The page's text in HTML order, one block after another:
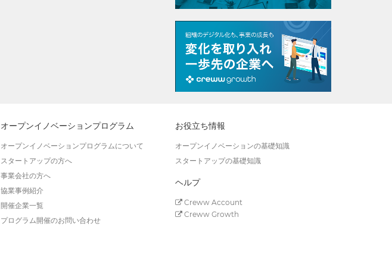
オープンイノベーションプログラム
オープンイノベーションプログラムについて
スタートアップの方へ
事業会社の方へ
協業事例紹介
開催企業一覧
プログラム開催のお問い合わせ
お役立ち情報
オープンイノベーションの基礎知識
スタートアップの基礎知識
ヘルプ
Creww Account
Creww Growth